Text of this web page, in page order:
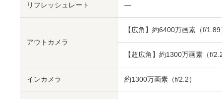
リフレッシュレート ―
アウトカメラ
【広角】約6400万画素（f/1.89
【超広角】約1300万画素（f/
インカメラ 約1300万画素（f/2.2）